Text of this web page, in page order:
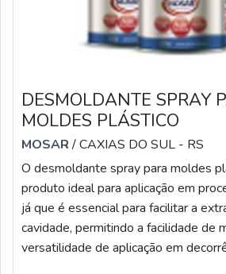
DESMOLDANTE SPRAY
MOLDES PLÁSTICO
MOSAR/ CAXIAS DO SUL - RS
O desmoldante spray para moldes
produto ideal para aplicação em
já que é essencial para facilitar a
cavidade, permitindo a facilidade de
versatilidade de aplicação em